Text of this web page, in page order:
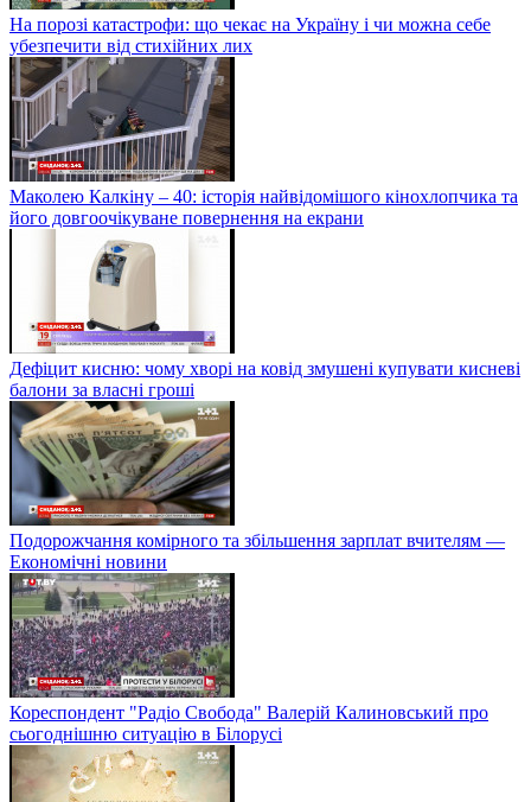
На порозі катастрофи: що чекає на Україну і чи можна себе
убезпечити від стихійних лих
Маколею Калкіну – 40: історія найвідомішого кінохлопчика та
його довгоочікуване повернення на екрани
Дефіцит кисню: чому хворі на ковід змушені купувати кисневі
балони за власні гроші
Подорожчання комірного та збільшення зарплат вчителям —
Економічні новини
Кореспондент "Радіо Свобода" Валерій Калиновський про
сьогоднішню ситуацію в Білорусі